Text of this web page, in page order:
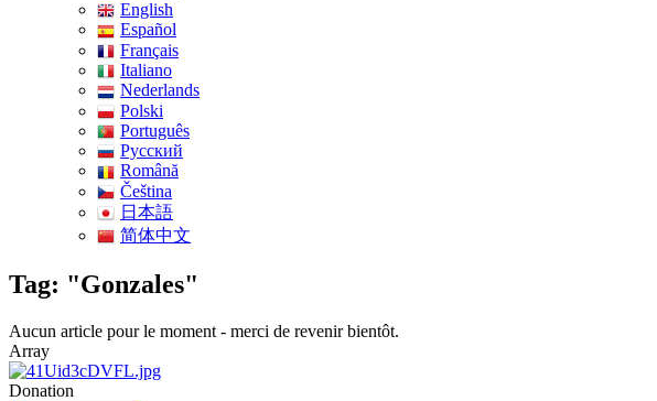
English
Español
Français
Italiano
Nederlands
Polski
Português
Pусский
Română
Čeština
日本語
简体中文
Tag: "Gonzales"
Aucun article pour le moment - merci de revenir bientôt.
Array
Donation